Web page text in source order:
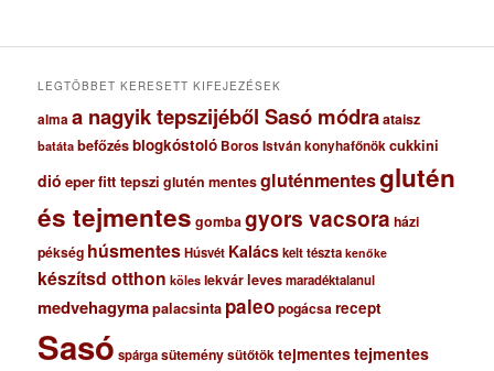
u
LEGTÖBBET KERESETT KIFEJEZÉSEK
almaa nagyik tepszijéből Sasó módraataisz
batáta befőzésblogkóstoló Boros István konyhafőnökcukkini
dió eperfitt tepszi glutén mentesgluténmentesglutén
és tejmentes gombagyors vacsora házi
pékség húsmentesHúsvét Kalácskelt tészta kenőke
készítsd otthon köles lekvárlevesmaradéktalanul
medvehagymapalacsinta paleopogácsarecept
Sasó spárgasüteménysütőtöktejmentestejmentes